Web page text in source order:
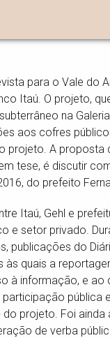
para o Vale do
Itaú. O projeto,
na
aos cofres
projeto. A
tese, é discutir
do prefeito
Itaú, Gehl e
setor privado.
publicações do
quais a
à informação, e ao
pública
projeto. Foi ainda
de verba